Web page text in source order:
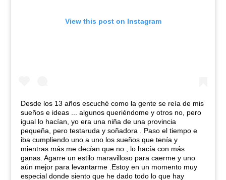
View this post on Instagram
Desde los 13 años escuché como la gente se reía de mis
sueños e ideas ... algunos queriéndome y otros no, pero
igual lo hacían, yo era una niña de una provincia
pequeña, pero testaruda y soñadora . Paso el tiempo e
iba cumpliendo uno a uno los sueños que tenía y
mientras más me decían que no , lo hacía con más
ganas. Agarre un estilo maravilloso para caerme y uno
aún mejor para levantarme .Estoy en un momento muy
especial donde siento que he dado todo lo que hay